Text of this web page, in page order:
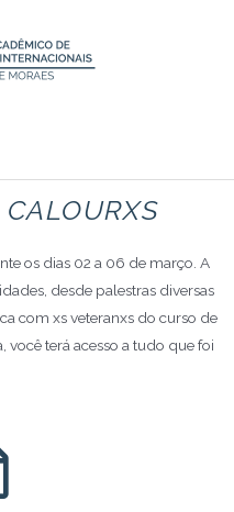
os dias 02 a 06 de março. A
desde palestras diversas
com xs veteranxs do curso de
você terá acesso a tudo que foi